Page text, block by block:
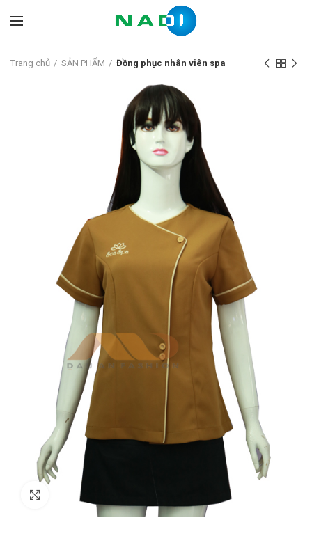
Trang chủ SẢN PHẨM Đồng phục nhân viên spa
Click to enlarge